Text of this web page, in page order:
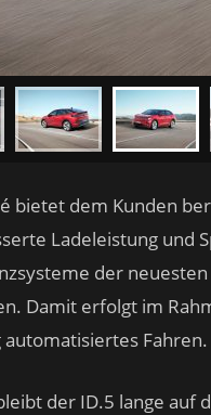
bietet dem Kunden
Ladeleistung und
der
Damit erfolgt im
automatisiertes Fahren.
der ID.5 lange auf